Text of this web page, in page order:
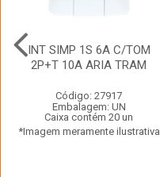
INT SIMP 1S 6A C/TOM
2P+T 10A ARIA TRAM
Código: 27917
Embalagem: UN
Caixa contém 20 un
*Imagem meramente ilustrativa